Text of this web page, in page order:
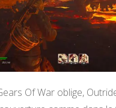
Of War oblige,